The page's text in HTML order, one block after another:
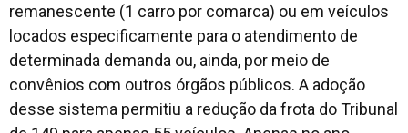
remanescente (1 carro por comarca) ou em veículos
locados especificamente para o atendimento de
determinada demanda ou, ainda, por meio de
convênios com outros órgãos públicos. A adoção
desse sistema permitiu a redução da frota do Tribunal